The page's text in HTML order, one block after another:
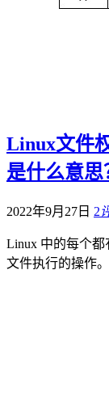
Linux文件
是什么意思
2022年9月27日 2
Linux 中的每个都
文件执行的操作